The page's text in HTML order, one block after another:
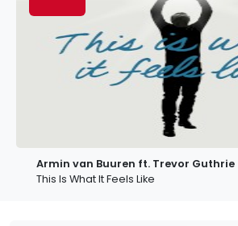
Armin van Buuren ft. Trevor Guthrie
This Is What It Feels Like